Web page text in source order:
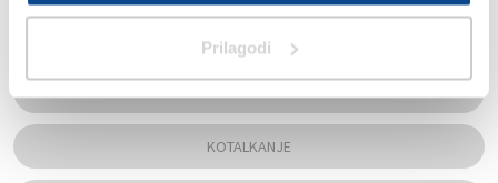
Prilagodi
KOTALKANJE